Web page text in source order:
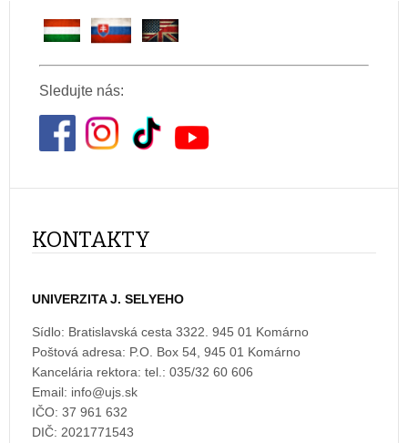
Sledujte nás:
KONTAKTY
UNIVERZITA J. SELYEHO
Sídlo: Bratislavská cesta 3322. 945 01 Komárno
Poštová adresa: P.O. Box 54, 945 01 Komárno
Kancelária rektora: tel.: 035/32 60 606
Email:
IČO: 37 961 632
DIČ: 2021771543